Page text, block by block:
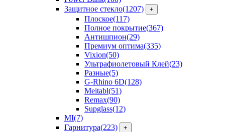
Защитное стекло(1207) +
Плоское(117)
Полное покрытие(367)
Антишпион(29)
Премиум оптима(335)
Vixion(50)
Ультрафиолетовый Клей(23)
Разные(5)
G-Rhino 6D(128)
Meitabl(51)
Remax(90)
Supglass(12)
MI(7)
Гарнитура(223) +